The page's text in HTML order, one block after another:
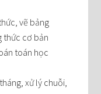
vẽ bảng
thức cơ bản
toán học
xử lý chuỗi,